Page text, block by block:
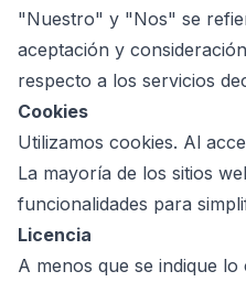
"Nuestro" y "Nos" se
aceptación y
respecto a los servicios
Cookies
Utilizamos cookies. Al
La mayoría de los sitios
funcionalidades para
Licencia
A menos que se indique